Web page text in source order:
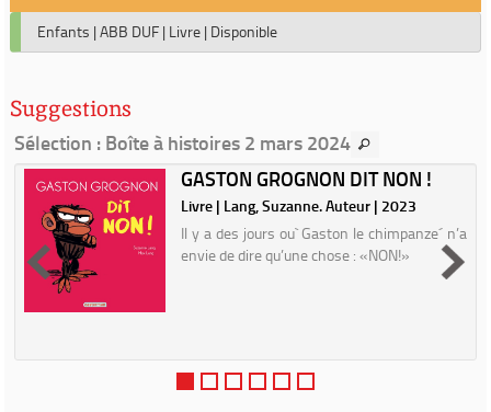
Enfants | ABB DUF | Livre | Disponible
Suggestions
Sélection : Boîte à histoires 2 mars 2024
GASTON GROGNON DIT NON !
Livre | Lang, Suzanne. Auteur | 2023
Il y a des jours ou` Gaston le chimpanze´ n’a
envie de dire qu’une chose : «NON!»